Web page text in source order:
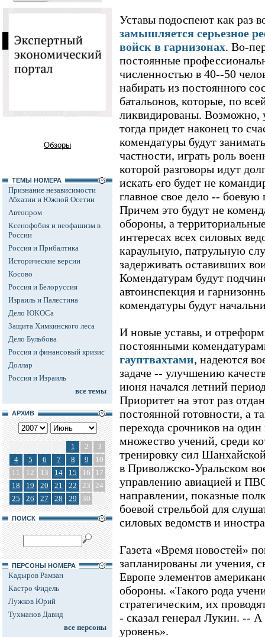
Обзоры
ТЕМЫ НОМЕРА
Признание независимости
Абхазии и Южной Осетии
Автопром
Ксенофобия и неофашизм в
России
Россия и Прибалтика
Исторические версии
Косово
Россия и Белоруссия
Израиль и Палестина
Дело ЮКОСа
Защита Химкинского леса
Дело Бульбова
Россия и финансовый кризис
Доллар
Россия и Израиль
все темы
АРХИВ
1 2
3
4
5 6 7 8 9
10
11
12 13 14 15 16
17
18
19 20 21 22 23 24
25
26 27 28 29 30
ПОИСК
ПЕРСОНЫ НОМЕРА
Кадыров Рамзан
Кастро Фидель
Лужков Юрий
Тухманов Давид
все персоны
Уставы подоспеют как раз
замышляется серьезное
войск в гарнизонах. Во-
постоянные
численностью в 40--50
набирать из постоянного
батальонов, которые, по
ликвидированы. Возможно,
тогда придет наконец то
комендатуры будут
частности, играть роль
которой разговоры идут
искать его будет не
главное свое дело -- боевую
Причем это будут не
обороны, а
интересах всех силовых
караульную, патрульную
задерживать оставивших
Комендатурам будут
автоинспекция и
комендатуры будут
И новые уставы, и
постоянными
гауптвахтами, надеются
задаче -- улучшению
июня начался летний
Приоритет на этот раз
постоянной готовности, а
перехода срочников на
множество учений, среди
тренировку сил
в Приволжско-Уральском
управлению авиацией и
направлении, показные
боевой стрельбой для
силовых ведомств и
Газета «Время новостей»
запланированы ли учения,
Европе элементов
обороны. «Такого рода
стратегическим, их
- сказал генерал Лукин. --
уровень».